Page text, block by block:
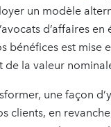
un modèle
d’affaires en
est mise
la valeur
une façon
clients, en